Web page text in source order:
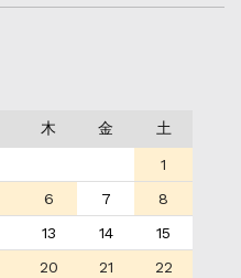
木 金 土
1
6 7
8
13 14
15
20 21
22